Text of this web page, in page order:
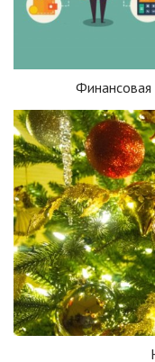
Финансовая